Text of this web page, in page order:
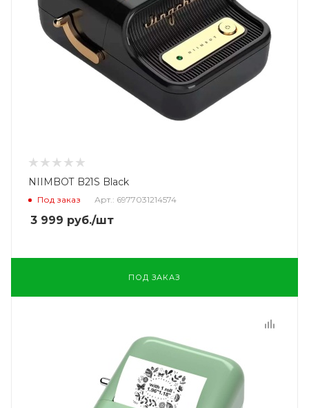
NIIMBOT B21S Black
Под заказ Арт.: 6977031214574
3 999 руб./шт
ПОД ЗАКАЗ